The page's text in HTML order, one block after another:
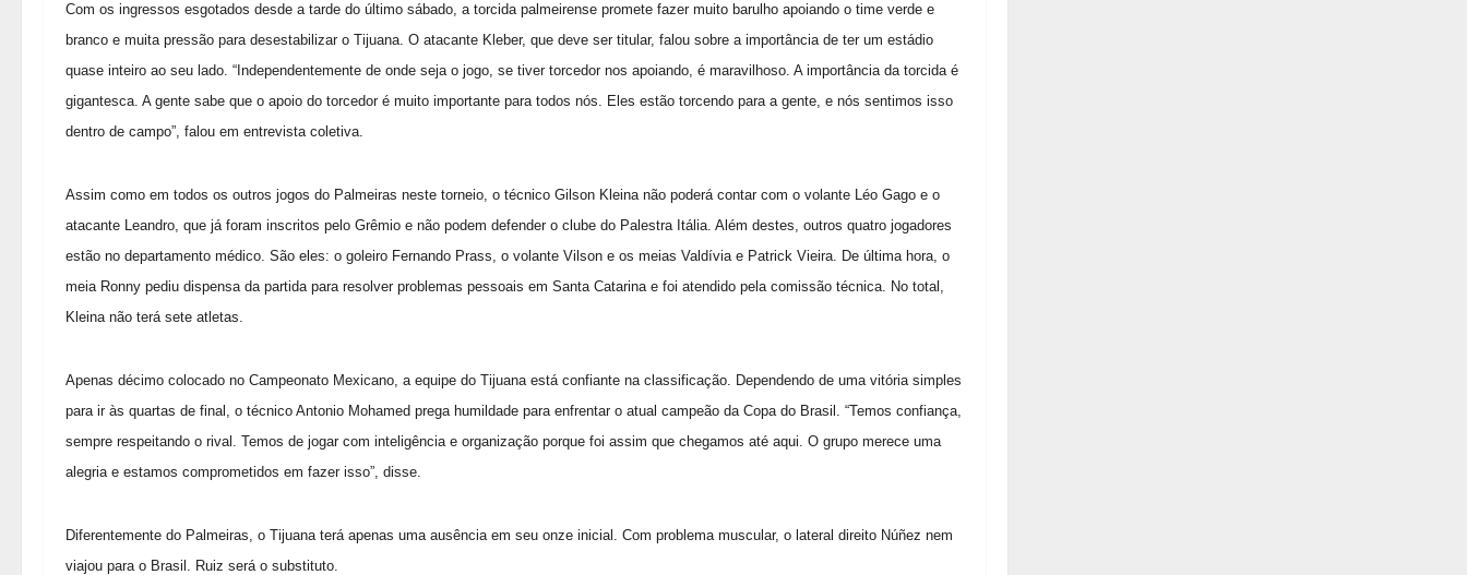
Com os ingressos esgotados desde a tarde do último sábado, a torcida palmeirense promete fazer muito barulho apoiando o time verde e
branco e muita pressão para desestabilizar o Tijuana. O atacante Kleber, que deve ser titular, falou sobre a importância de ter um estádio
quase inteiro ao seu lado. “Independentemente de onde seja o jogo, se tiver torcedor nos apoiando, é maravilhoso. A importância da torcida é
gigantesca. A gente sabe que o apoio do torcedor é muito importante para todos nós. Eles estão torcendo para a gente, e nós sentimos isso
dentro de campo”, falou em entrevista coletiva.
Assim como em todos os outros jogos do Palmeiras neste torneio, o técnico Gilson Kleina não poderá contar com o volante Léo Gago e o
atacante Leandro, que já foram inscritos pelo Grêmio e não podem defender o clube do Palestra Itália. Além destes, outros quatro jogadores
estão no departamento médico. São eles: o goleiro Fernando Prass, o volante Vilson e os meias Valdívia e Patrick Vieira. De última hora, o
meia Ronny pediu dispensa da partida para resolver problemas pessoais em Santa Catarina e foi atendido pela comissão técnica. No total,
Kleina não terá sete atletas.
Apenas décimo colocado no Campeonato Mexicano, a equipe do Tijuana está confiante na classificação. Dependendo de uma vitória simples
para ir às quartas de final, o técnico Antonio Mohamed prega humildade para enfrentar o atual campeão da Copa do Brasil. “Temos confiança,
sempre respeitando o rival. Temos de jogar com inteligência e organização porque foi assim que chegamos até aqui. O grupo merece uma
alegria e estamos comprometidos em fazer isso”, disse.
Diferentemente do Palmeiras, o Tijuana terá apenas uma ausência em seu onze inicial. Com problema muscular, o lateral direito Núñez nem
viajou para o Brasil. Ruiz será o substituto.